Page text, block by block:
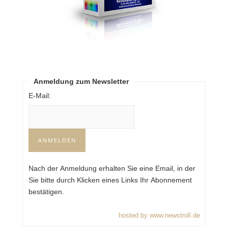
Anmeldung zum Newsletter
E-Mail:
Nach der Anmeldung erhalten Sie eine Email, in der
Sie bitte durch Klicken eines Links Ihr Abonnement
bestätigen.
hosted by www.newstroll.de